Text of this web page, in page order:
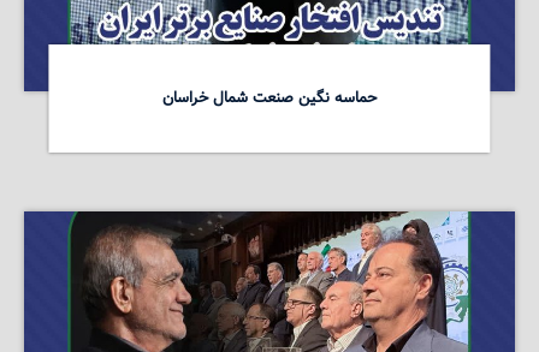
حماسه نگین صنعت شمال خراسان